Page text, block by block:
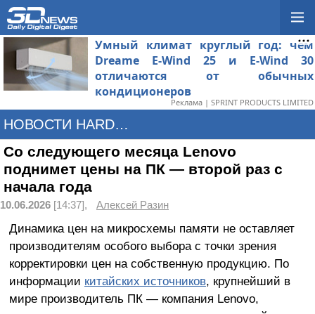
Умный климат круглый год: чем
Dreame E-Wind 25 и E-Wind 30
отличаются от обычных
кондиционеров
Реклама | SPRINT PRODUCTS LIMITED
НОВОСТИ HARDWARE
Со следующего месяца Lenovo
поднимет цены на ПК — второй раз с
начала года
10.06.2026 [14:37], Алексей Разин
Динамика цен на микросхемы памяти не оставляет
производителям особого выбора с точки зрения
корректировки цен на собственную продукцию. По
информации китайских источников, крупнейший в
мире производитель ПК — компания Lenovo,